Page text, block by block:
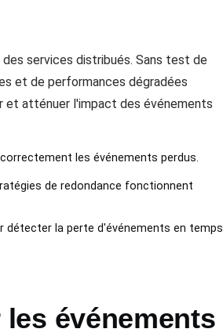
services distribués. Sans test de
et de performances dégradées
et atténuer l'impact des événements
les événements perdus.
de redondance fonctionnent
détecter la perte d'événements en temps
événements